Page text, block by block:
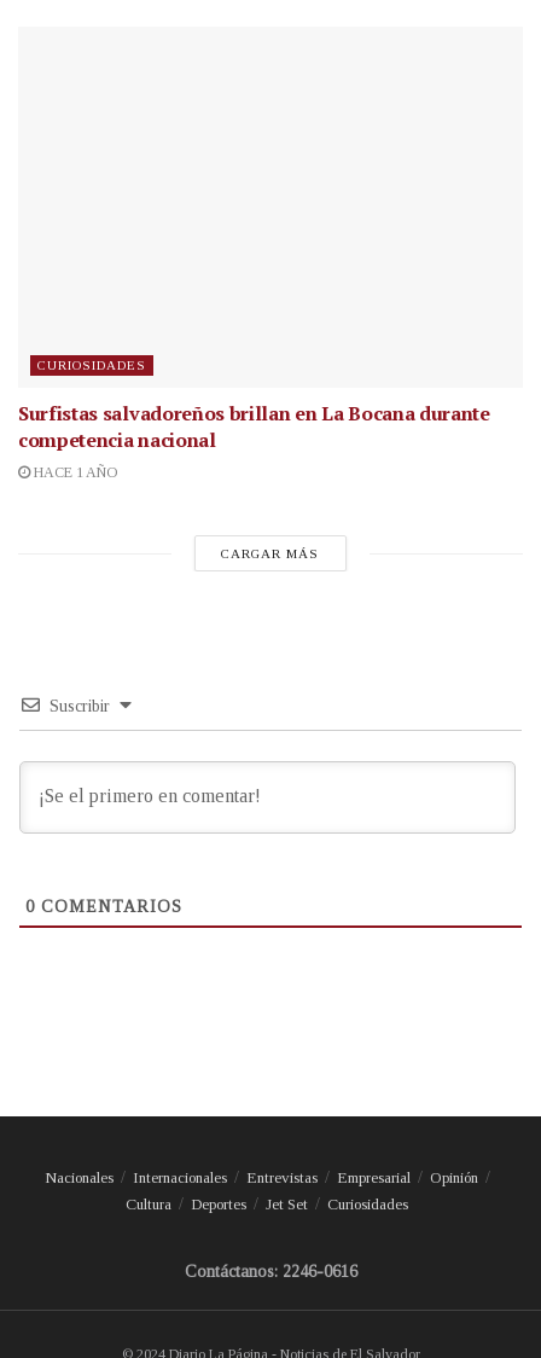
CURIOSIDADES
Surfistas salvadoreños brillan en La Bocana durante
competencia nacional
HACE 1 AÑO
CARGAR MÁS
Suscribir
0 COMENTARIOS
Nacionales Internacionales Entrevistas Empresarial
Opinión
Cultura
Deportes Jet Set Curiosidades
Contáctanos: 2246-0616
© 2024 Diario La Página - Noticias de El Salvador